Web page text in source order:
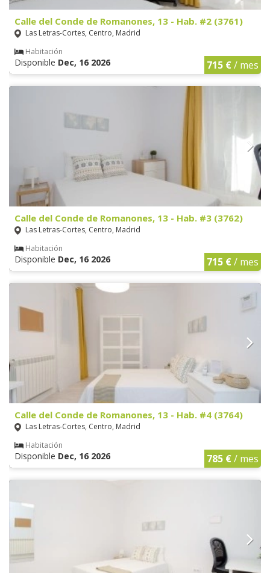
Calle del Conde de Romanones, 13 - Hab. #2 (3761)
Las Letras-Cortes, Centro, Madrid
Habitación
Disponible Dec, 16 2026 715 €/ mes
Calle del Conde de Romanones, 13 - Hab. #3 (3762)
Las Letras-Cortes, Centro, Madrid
Habitación
Disponible Dec, 16 2026 715 €/ mes
Calle del Conde de Romanones, 13 - Hab. #4 (3764)
Las Letras-Cortes, Centro, Madrid
Habitación
Disponible Dec, 16 2026 785 €/ mes